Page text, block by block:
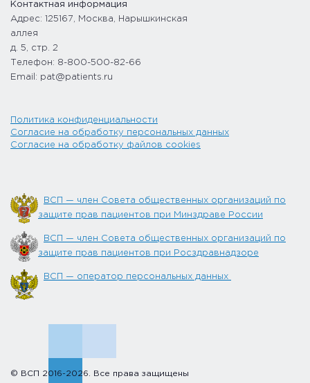
Контактная информация
Адрес: 125167, Москва, Нарышкинская
аллея
д. 5, стр. 2
Телефон: 8-800-500-82-66
Email: pat@patients.ru
Политика конфиденциальности
Согласие на обработку персональных данных
Согласие на обработку файлов cookies
ВСП — член Совета общественных организаций по
защите прав пациентов при Минздраве России
ВСП — член Совета общественных организаций по
защите прав пациентов при Росздравнадзоре
ВСП — оператор персональных данных
© ВСП 2016-2026. Все права защищены